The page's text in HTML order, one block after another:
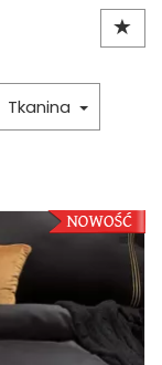
Tkanina